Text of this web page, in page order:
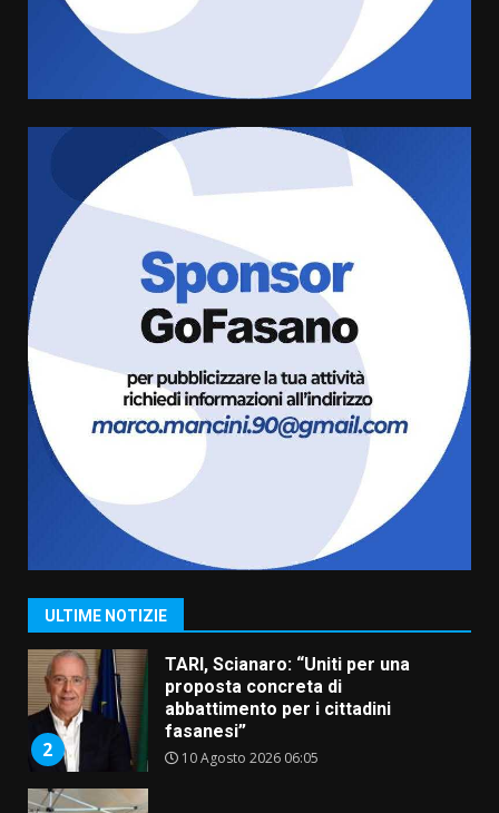
ULTIME NOTIZIE
ufficialmente la Festa di
Savelletri
Savelletri in festa, domani sera
grande spettacolo con Uccio De
Santis
8 Agosto 2026 07:30
Politiche Giovanili e Mobilità
Sostenibile: premiati gli studenti
universitari del bando “La strada
giusta”
8 Agosto 2026 07:15
Savelletri in festa, pienone sul
porto per Uccio De Santis: la
voce di Antonella Losavio
incanta la piazza
10 Agosto 2026 10:48
2
TARI, Scianaro: “Uniti per una
proposta concreta di
fasanesi”
10 Agosto 2026 06:05
3
Grande successo per la “Sagra
del Pesce Spada” a Savelletri